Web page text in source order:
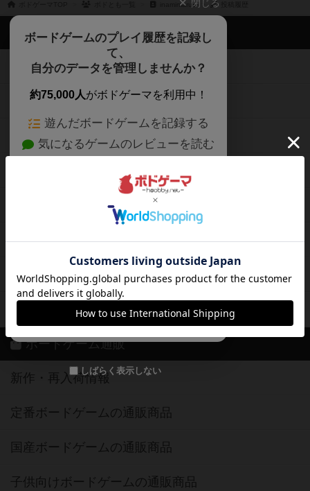
inamimaruo閉じる
ボードゲームのプレイ履歴を記録し
て、
自分のデータを管理しませんか？
約75,000人がボドゲーマを利用中！
遊んだボードゲームを記録する
気になるゲームのレビューを読む
有
ログイン / 会員登録（10秒）
Apple Facebook
または
メールで会員登録
しばらく表示しない
ボドゲーマTOP
ボードゲームを検索する
ボードゲームの新着レビュー
ボードゲーム会情報
掲示板・トピックス
ボドとも・会員一覧
ボードゲーム業界コラム
ボドゲーマご利用案内
ボードゲーム通販
新作・再入荷情報
定番ボードゲームの通販商品
国産ボードゲームの通販商品
子供向けボードゲームの通販商品